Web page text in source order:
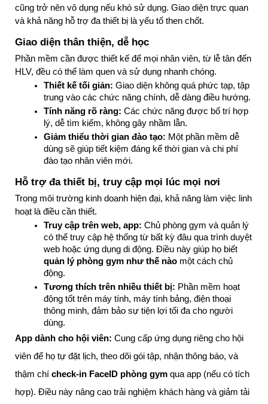
cũng trở nên vô dụng nếu khó sử dụng. Giao diện trực quan
và khả năng hỗ trợ đa thiết bị là yếu tố then chốt.
Giao diện thân thiện, dễ học
Phần mềm cần được thiết kế để mọi nhân viên, từ lễ tân đến
HLV, đều có thể làm quen và sử dụng nhanh chóng.
Thiết kế tối giản: Giao diện không quá phức tạp, tập
trung vào các chức năng chính, dễ dàng điều hướng.
Tính năng rõ ràng: Các chức năng được bố trí hợp
lý, dễ tìm kiếm, không gây nhầm lẫn.
Giảm thiểu thời gian đào tạo: Một phần mềm dễ
dùng sẽ giúp tiết kiệm đáng kể thời gian và chi phí
đào tạo nhân viên mới.
Hỗ trợ đa thiết bị, truy cập mọi lúc mọi nơi
Trong môi trường kinh doanh hiện đại, khả năng làm việc linh
hoạt là điều cần thiết.
Truy cập trên web, app: Chủ phòng gym và quản lý
có thể truy cập hệ thống từ bất kỳ đâu qua trình duyệt
quản lý phòng gym như thế nào một cách chủ
động.
Tương thích trên nhiều thiết bị: Phần mềm hoạt
động tốt trên máy tính, máy tính bảng, điện thoại
thông minh, đảm bảo sự tiện lợi tối đa cho người
dùng.
App dành cho hội viên: Cung cấp ứng dụng riêng cho hội
viên để họ tự đặt lịch, theo dõi gói tập, nhận thông báo, và
thậm chí check-in FaceID phòng gym qua app (nếu có tích
hợp). Điều này nâng cao trải nghiệm khách hàng và giảm tải